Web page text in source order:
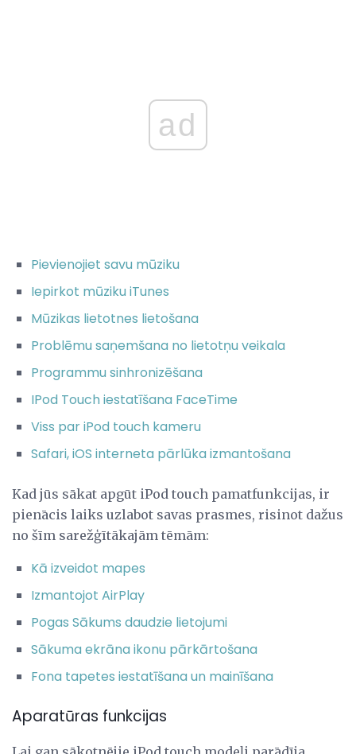
ad
Pievienojiet savu mūziku
Iepirkot mūziku iTunes
Mūzikas lietotnes lietošana
Problēmu saņemšana no lietotņu veikala
Programmu sinhronizēšana
IPod Touch iestatīšana FaceTime
Viss par iPod touch kameru
Safari, iOS interneta pārlūka izmantošana
Kad jūs sākat apgūt iPod touch pamatfunkcijas, ir
pienācis laiks uzlabot savas prasmes, risinot dažus
no šīm sarežģītākajām tēmām:
Kā izveidot mapes
Izmantojot AirPlay
Pogas Sākums daudzie lietojumi
Sākuma ekrāna ikonu pārkārtošana
Fona tapetes iestatīšana un mainīšana
Aparatūras funkcijas